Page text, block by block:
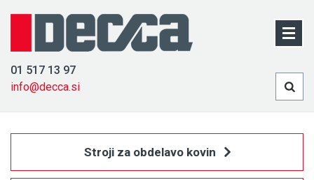
01 517 13 97
info@decca.si
Stroji za obdelavo kovin